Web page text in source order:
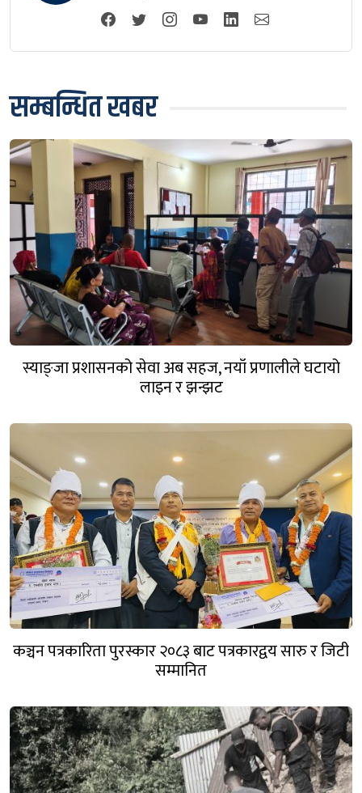
सम्बन्धित खबर
स्याङ्जा प्रशासनको सेवा अब सहज, नयाँ प्रणालीले घटायो
लाइन र झन्झट
कञ्चन पत्रकारिता पुरस्कार २०८३ बाट पत्रकारद्वय सारु र जिटी
सम्मानित